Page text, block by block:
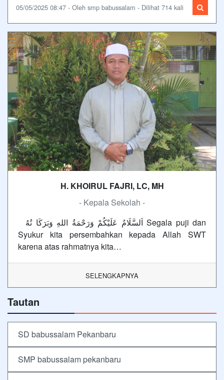
05/05/2025 08:47 - Oleh smp babussalam - Dilihat 714 kali
H. KHOIRUL FAJRI, LC, MH
- Kepala Sekolah -
Syukur kita persembahkan kepada Allah SWT
karena atas rahmatnya kita…
SELENGKAPNYA
Tautan
SD babussalam Pekanbaru
SMP babussalam pekanbaru